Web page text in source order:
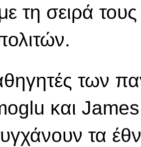
τη σειρά
των
και James
τα